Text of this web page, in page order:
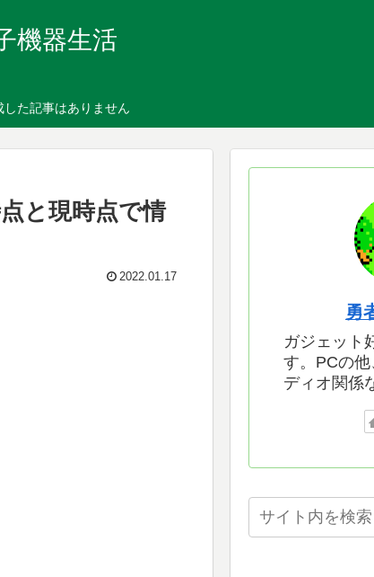
機器生活
た記事はありません
と現時点で情
2022.01.17
勇
ガジェット
す。PCの
ディオ関係